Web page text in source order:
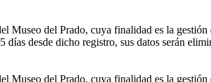
del Prado, cuya finalidad es la
desde dicho registro, sus datos serán
del Prado, cuya finalidad es la